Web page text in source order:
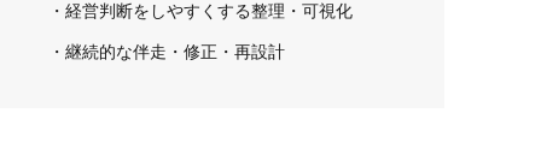
・経営判断をしやすくする整理・可視化
・継続的な伴走・修正・再設計